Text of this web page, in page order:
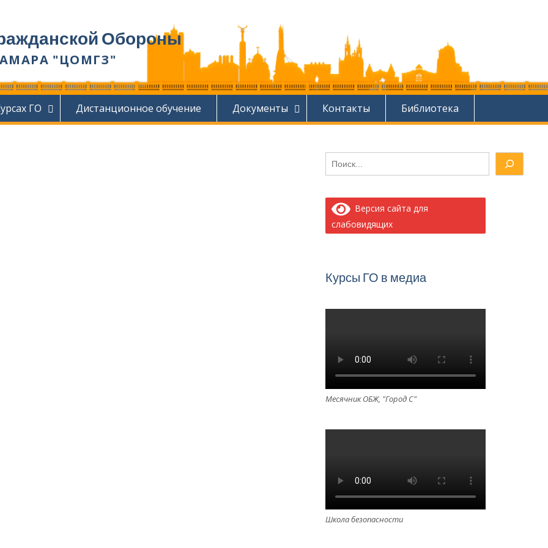
Обороны
"ЦОМГЗ"
ГО Дистанционное обучение Документы Контакты Библиотека
Поиск
Версия сайта для
слабовидящих
Курсы ГО в медиа
Месячник ОБЖ, "Город С"
Школа безопасности